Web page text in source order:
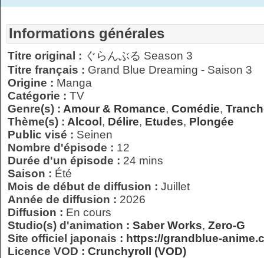
Informations générales
Titre original : ぐらんぶる Season 3
Titre français : Grand Blue Dreaming - Saison 3
Origine : Manga
Catégorie : TV
Genre(s) : Amour & Romance, Comédie,
Thème(s) : Alcool , Délire, Etudes, Plongée
Public visé : Seinen
Nombre d'épisode : 12
Durée d'un épisode : 24 mins
Saison : Été
Mois de début de diffusion : Juillet
Année de diffusion : 2026
Diffusion : En cours
Studio(s) d'animation : Saber Works, Zero-G
Site officiel japonais : https://grandblue-
Licence VOD : Crunchyroll (VOD)